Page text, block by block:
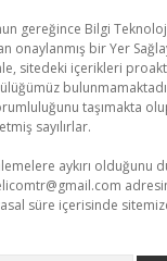
gereğince Bilgi
onaylanmış bir Yer
sitedeki içerikleri
taşımakta
sayılırlar.
aykırı olduğunu
süre içerisinde